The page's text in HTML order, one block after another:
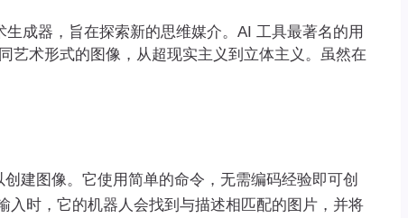
成器，旨在探索新的思维媒介。AI 工具最著名的用
艺术形式的图像，从超现实主义到立体主义。虽然在
建图像。它使用简单的命令，无需编码经验即可创
时，它的机器人会找到与描述相匹配的图片，并将